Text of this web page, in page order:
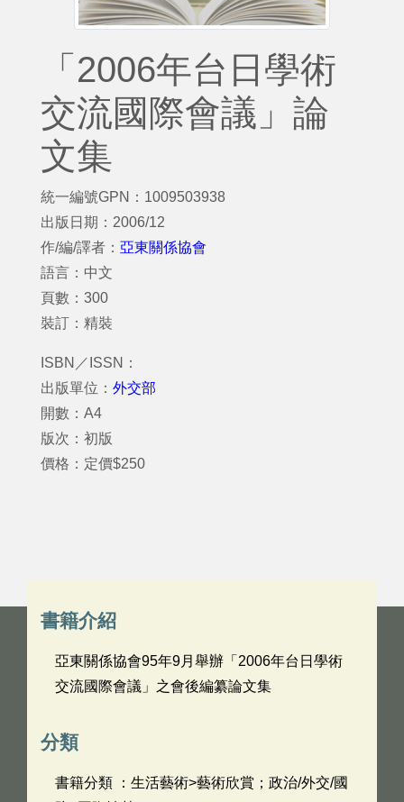
「2006年台日學術
交流國際會議」論
文集
統一編號GPN：1009503938
出版日期：2006/12
作/編/譯者： 亞東關係協會
語言：中文
頁數：300
裝訂：精裝
ISBN／ISSN：
出版單位： 外交部
開數：A4
版次：初版
價格：定價$250
書籍介紹
亞東關係協會95年9月舉辦「2006年台日學術
交流國際會議」之會後編纂論文集
分類
書籍分類 ：生活藝術>藝術欣賞；政治/外交/國